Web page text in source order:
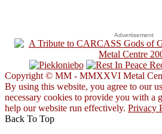
Advertisement
Copyright © MM - MMXXVI Metal
By using this website, you agree to our
necessary cookies to provide you with a
help our website run effectively. Privacy
Back To Top